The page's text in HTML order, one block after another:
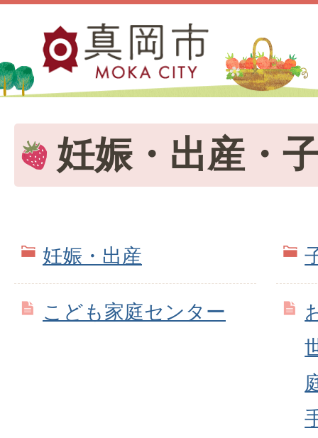
妊娠・出産・
妊娠・出産
こども家庭センター